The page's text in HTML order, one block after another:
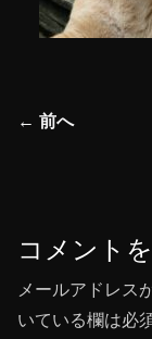
← 前へ
コメント
メールアドレス
いている欄は必